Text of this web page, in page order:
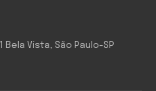
Bela Vista, São Paulo-SP